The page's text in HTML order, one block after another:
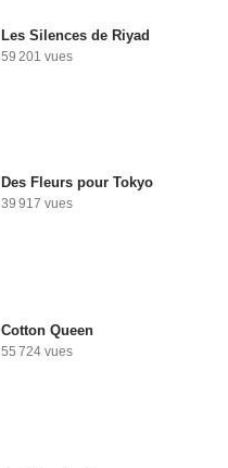
Les Silences de Riyad
59 201 vues
Des Fleurs pour Tokyo
39 917 vues
Cotton Queen
55 724 vues